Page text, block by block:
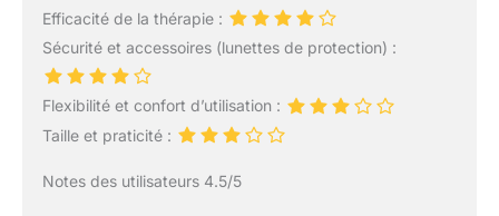
Efficacité de la thérapie :
Sécurité et accessoires (lunettes de protection) :
Flexibilité et confort d’utilisation :
Taille et praticité :
Notes des utilisateurs 4.5/5